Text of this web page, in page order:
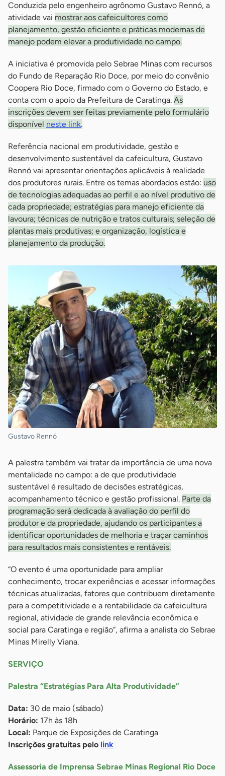
Conduzida pelo engenheiro agrônomo Gustavo Rennó, a
atividade vai mostrar aos cafeicultores como
planejamento, gestão eficiente e práticas modernas de
manejo podem elevar a produtividade no campo.
A iniciativa é promovida pelo Sebrae Minas com recursos
do Fundo de Reparação Rio Doce, por meio do convênio
Coopera Rio Doce, firmado com o Governo do Estado, e
conta com o apoio da Prefeitura de Caratinga. As
inscrições devem ser feitas previamente pelo formulário
disponível neste link.
Referência nacional em produtividade, gestão e
desenvolvimento sustentável da cafeicultura, Gustavo
Rennó vai apresentar orientações aplicáveis à realidade
dos produtores rurais. Entre os temas abordados estão: uso
de tecnologias adequadas ao perfil e ao nível produtivo de
cada propriedade; estratégias para manejo eficiente da
lavoura; técnicas de nutrição e tratos culturais; seleção de
plantas mais produtivas; e organização, logística e
planejamento da produção.
Gustavo Rennó
A palestra também vai tratar da importância de uma nova
mentalidade no campo: a de que produtividade
sustentável é resultado de decisões estratégicas,
acompanhamento técnico e gestão profissional. Parte da
programação será dedicada à avaliação do perfil do
produtor e da propriedade, ajudando os participantes a
identificar oportunidades de melhoria e traçar caminhos
para resultados mais consistentes e rentáveis.
“O evento é uma oportunidade para ampliar
conhecimento, trocar experiências e acessar informações
técnicas atualizadas, fatores que contribuem diretamente
para a competitividade e a rentabilidade da cafeicultura
regional, atividade de grande relevância econômica e
social para Caratinga e região”, afirma a analista do Sebrae
Minas Mirelly Viana.
SERVIÇO
Palestra “Estratégias Para Alta Produtividade”
Data: 30 de maio (sábado)
Horário: 17h às 18h
Local: Parque de Exposições de Caratinga
Inscrições gratuitas pelo link
Assessoria de Imprensa Sebrae Minas Regional Rio Doce